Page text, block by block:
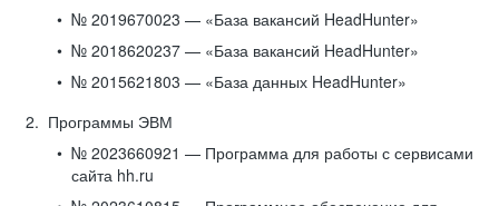
№ 2019670023 — «База вакансий HeadHunter»
№ 2018620237 — «База вакансий HeadHunter»
№ 2015621803 — «База данных HeadHunter»
Программы ЭВМ
№ 2023660921 — Программа для работы с сервисами
сайта hh.ru